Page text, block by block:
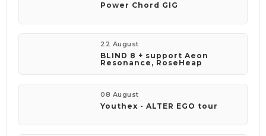
Power Chord GIG
22 August
BLIND 8 + support Aeon
Resonance, RoseHeap
08 August
Youthex - ALTER EGO tour